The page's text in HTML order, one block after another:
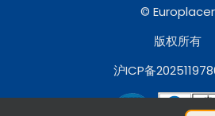
© Europlacer
版权所有
沪ICP备